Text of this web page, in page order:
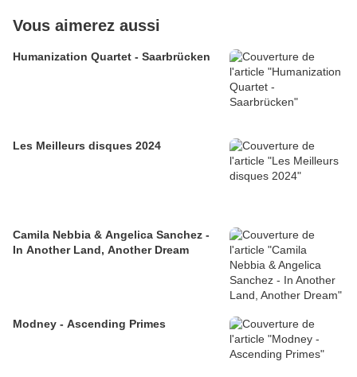
Vous aimerez aussi
Humanization Quartet - Saarbrücken
Les Meilleurs disques 2024
Camila Nebbia & Angelica Sanchez -
In Another Land, Another Dream
Modney - Ascending Primes